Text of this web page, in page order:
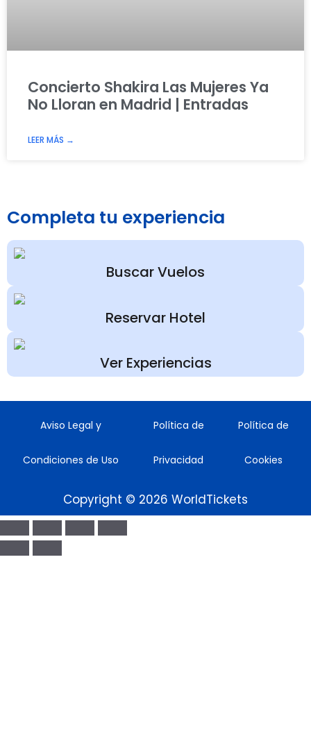
Concierto Shakira Las Mujeres Ya
No Lloran en Madrid | Entradas
LEER MÁS →
Completa tu experiencia
Buscar Vuelos
Reservar Hotel
Ver Experiencias
Aviso Legal y
Condiciones de Uso
Política de
Privacidad
Política de
Cookies
Copyright © 2026 WorldTickets